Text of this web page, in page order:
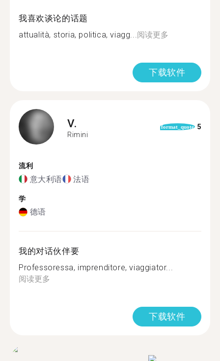
我喜欢谈论的话题
attualità, storia, politica, viagg...阅读更多
下载软件
V.
Rimini
format_quote 5
流利
意大利语 法语
学
德语
我的对话伙伴要
Professoressa, imprenditore, viaggiator...
阅读更多
下载软件